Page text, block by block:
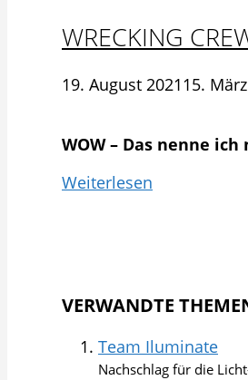
WRECKING
19. August 2021 15.
WOW – Das nenne
Weiterlesen
VERWANDTE
Team Iluminate
Nachschlag für die